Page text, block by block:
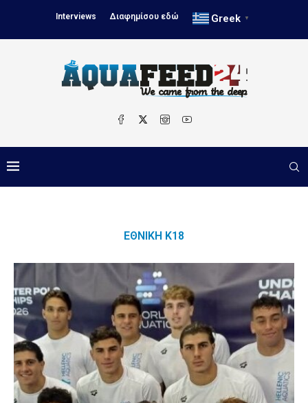
Interviews Διαφημίσου εδώ Greek ▼
ΕΘΝΙΚΉ Κ18